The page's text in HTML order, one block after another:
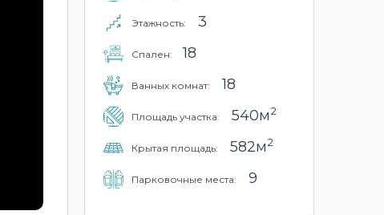
Этажность: 3
Cпален: 18
Ванных комнат: 18
Площадь участка: 540м2
Крытая площадь: 582м2
Парковочные места: 9